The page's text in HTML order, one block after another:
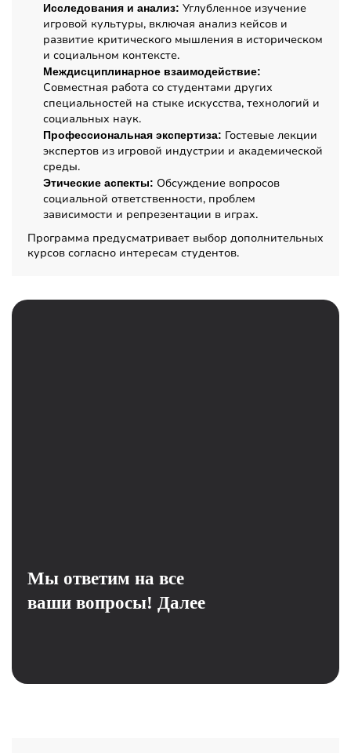
Исследования и анализ: Углубленное изучение
игровой культуры, включая анализ кейсов и
развитие критического мышления в историческом
и социальном контексте.
Междисциплинарное взаимодействие:
Совместная работа со студентами других
специальностей на стыке искусства, технологий и
социальных наук.
Профессиональная экспертиза: Гостевые лекции
экспертов из игровой индустрии и академической
среды.
Этические аспекты: Обсуждение вопросов
социальной ответственности, проблем
зависимости и репрезентации в играх.
Программа предусматривает выбор дополнительных
курсов согласно интересам студентов.
Мы ответим на все
ваши вопросы! Далее